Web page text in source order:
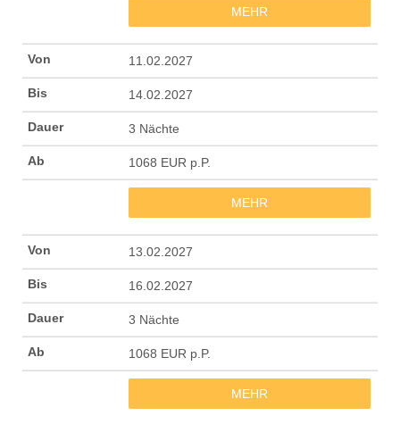
MEHR
11.02.2027
14.02.2027
3 Nächte
1068 EUR p.P.
MEHR
13.02.2027
16.02.2027
3 Nächte
1068 EUR p.P.
MEHR